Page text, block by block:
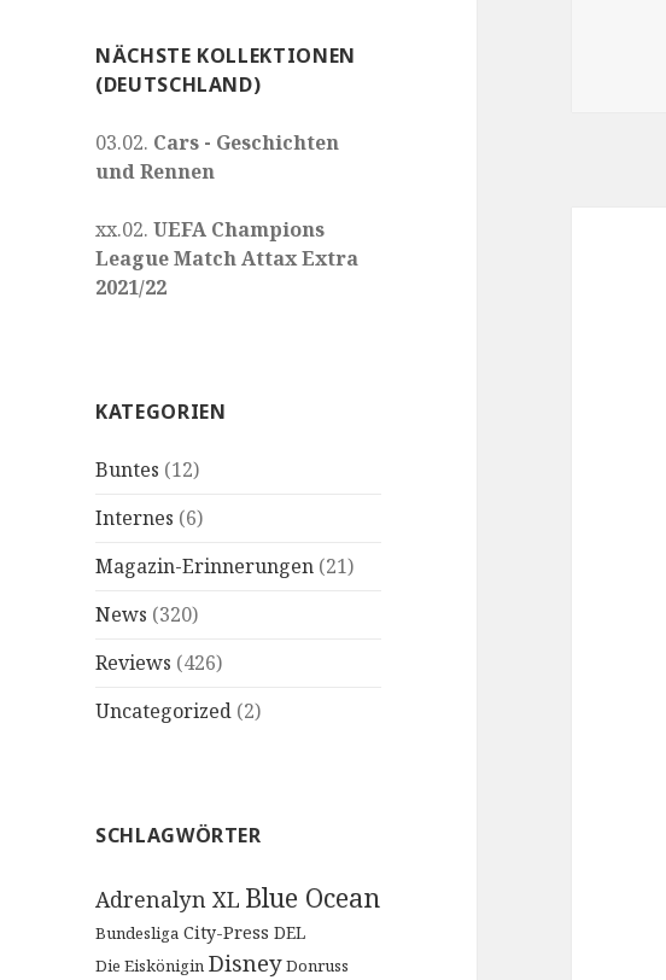
NÄCHSTE KOLLEKTIONEN
(DEUTSCHLAND)
03.02. Cars - Geschichten
und Rennen
xx.02.UEFA Champions
League Match Attax Extra
2021/22
KATEGORIEN
Buntes (12)
Internes (6)
Magazin-Erinnerungen (21)
News (320)
Reviews (426)
Uncategorized (2)
SCHLAGWÖRTER
Adrenalyn XL Blue Ocean
Bundesliga City-Press DEL
Die Eiskönigin Disney Donruss